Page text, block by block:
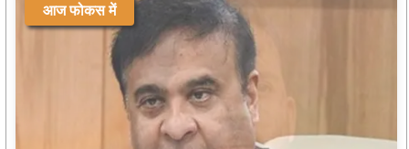
आज फोकस में